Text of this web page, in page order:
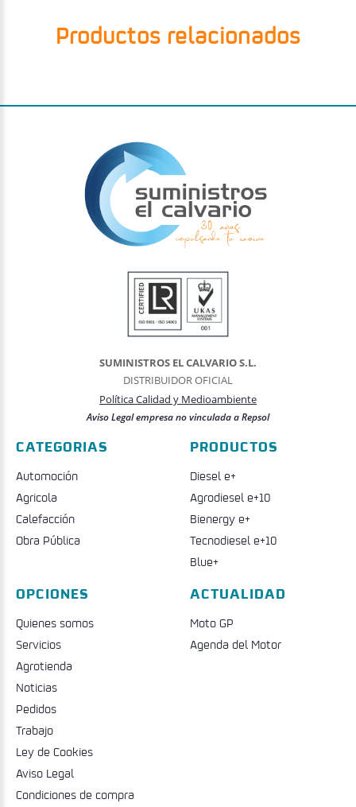
Productos relacionados
SUMINISTROS EL CALVARIO S.L.
DISTRIBUIDOR OFICIAL
Política Calidad y Medioambiente
Aviso Legal empresa no vinculada a Repsol
CATEGORIAS
Automoción
Agricola
Calefacción
Obra Pública
PRODUCTOS
Diesel e+
Agrodiesel e+10
Bienergy e+
Tecnodiesel e+10
Blue+
OPCIONES
Quienes somos
Servicios
Agrotienda
Noticias
Pedidos
Trabajo
Ley de Cookies
Aviso Legal
Condiciones de compra
ACTUALIDAD
Moto GP
Agenda del Motor